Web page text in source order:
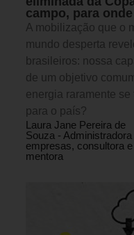
campo, para
A mobilização que o
mundo desperta
brasileiros: nossa
de um objetivo
energia raramente
para o país?
Laura Jane Pereira de
Souza - Administradora
empresas, consultora e
mentora